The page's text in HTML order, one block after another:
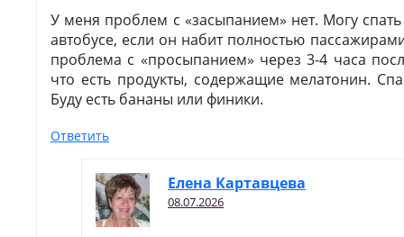
У меня проблем с «засыпанием» нет. Могу
автобусе, если он набит полностью
проблема с «просыпанием» через 3-4 часа
что есть продукты, содержащие мелатонин.
Буду есть бананы или финики.
Ответить
Елена Картавцева
08.07.2026